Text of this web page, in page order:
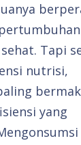
Tapi
nutrisi,
yang